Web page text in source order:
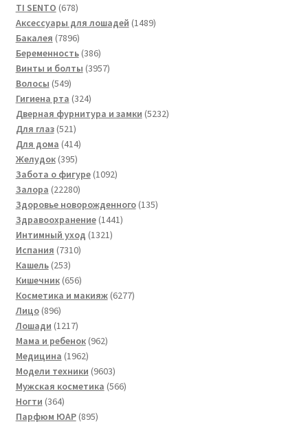
товаров
TI SENTO 678678
товаров
Аксессуары для лошадей 14891489
Бакалея 78967896
товаров
Беременность 386386
товаров
Винты и болты 39573957
Волосы 549549
товаров
Гигиена рта 324324
товара
Дверная фурнитура и замки 52325232
Для глаз 521521
товар
Для дома 414414
Желудок 395395
товаров
Забота о фигуре 10921092
Залора 2228022280
товаров
Здоровье новорожденного 135135
Здравоохранение 14411441
Интимный уход 13211321
Испания 73107310
Кашель 253253
товара
Кишечник 656656
товаров
Косметика и макияж 62776277
Лицо 896896
товаров
Лошади 12171217
товаров
Мама и ребенок 962962
Медицина 19621962
товара
Модели техники 96039603
товара
Мужская косметика 566566
Ногти 364364
товара
Парфюм ЮАР 895895